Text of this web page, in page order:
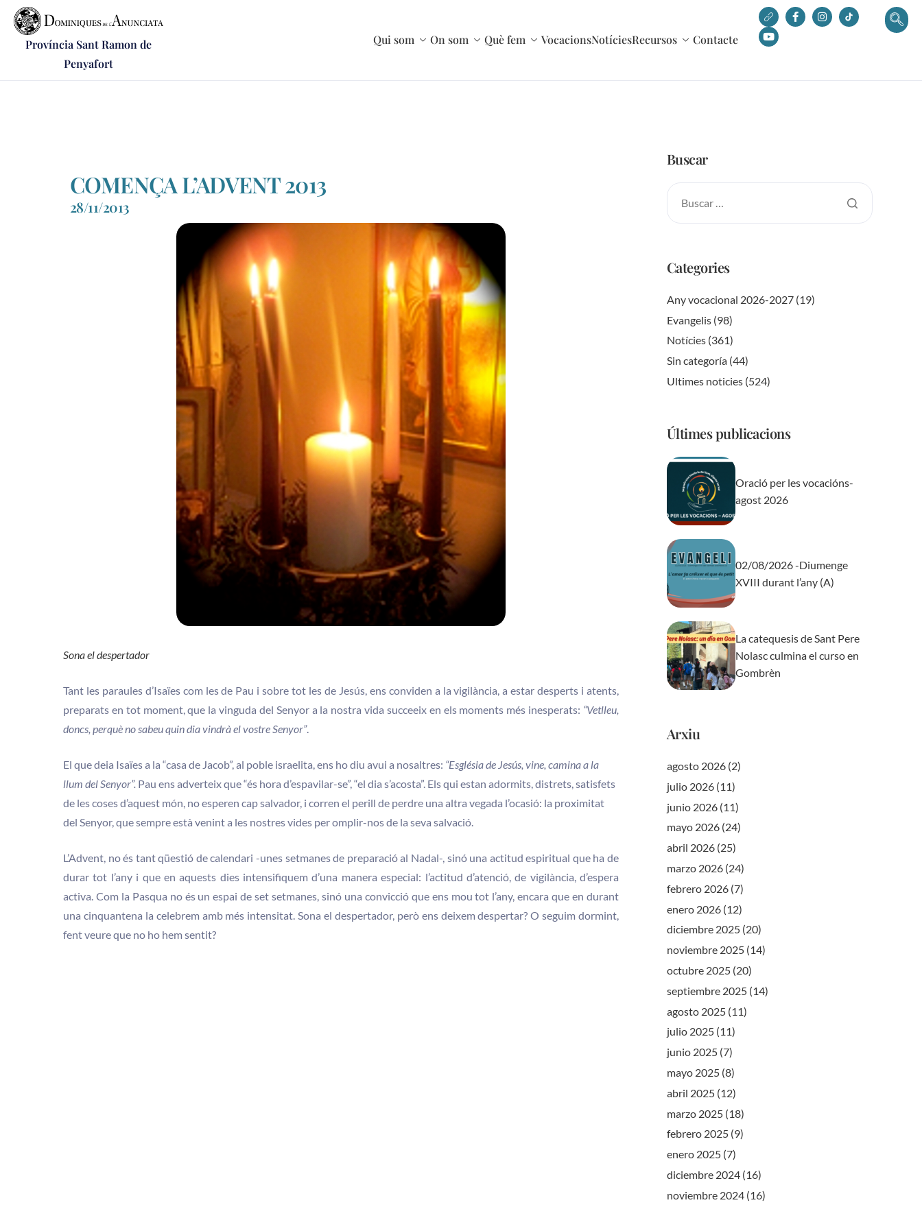
Província Sant Ramon de
Penyafort
Qui som On som Què fem VocacionsNotíciesRecursos Contacte
COMENÇA L’ADVENT 2013
28/11/2013
Sona el despertador
Tant les paraules d’Isaïes com les de Pau i sobre tot les de Jesús, ens conviden a la vigilància, a estar desperts i atents,
preparats en tot moment, que la vinguda del Senyor a la nostra vida succeeix en els moments més inesperats: “Vetlleu,
doncs, perquè no sabeu quin dia vindrà el vostre Senyor”.
El que deia Isaïes a la “casa de Jacob”, al poble israelita, ens ho diu avui a nosaltres: “Església de Jesús, vine, camina a la
llum del Senyor”. Pau ens adverteix que “és hora d’espavilar-se”, “el dia s’acosta”. Els qui estan adormits, distrets, satisfets
de les coses d’aquest món, no esperen cap salvador, i corren el perill de perdre una altra vegada l’ocasió: la proximitat
del Senyor, que sempre està venint a les nostres vides per omplir-nos de la seva salvació.
L’Advent, no és tant qüestió de calendari -unes setmanes de preparació al Nadal-, sinó una actitud espiritual que ha de
durar tot l’any i que en aquests dies intensifiquem d’una manera especial: l’actitud d’atenció, de vigilància, d’espera
activa. Com la Pasqua no és un espai de set setmanes, sinó una convicció que ens mou tot l’any, encara que en durant
una cinquantena la celebrem amb més intensitat. Sona el despertador, però ens deixem despertar? O seguim dormint,
fent veure que no ho hem sentit?
Buscar
Categories
Any vocacional 2026-2027 (19)
Evangelis (98)
Notícies (361)
Sin categoría (44)
Ultimes noticies (524)
Últimes publicacions
Oració per les vocacións-
agost 2026
02/08/2026 -Diumenge
XVIII durant l’any (A)
La catequesis de Sant Pere
Nolasc culmina el curso en
Gombrèn
Arxiu
agosto 2026 (2)
julio 2026 (11)
junio 2026 (11)
mayo 2026 (24)
abril 2026 (25)
marzo 2026 (24)
febrero 2026 (7)
enero 2026 (12)
diciembre 2025 (20)
noviembre 2025 (14)
octubre 2025 (20)
septiembre 2025 (14)
agosto 2025 (11)
julio 2025 (11)
junio 2025 (7)
mayo 2025 (8)
abril 2025 (12)
marzo 2025 (18)
febrero 2025 (9)
enero 2025 (7)
diciembre 2024 (16)
noviembre 2024 (16)